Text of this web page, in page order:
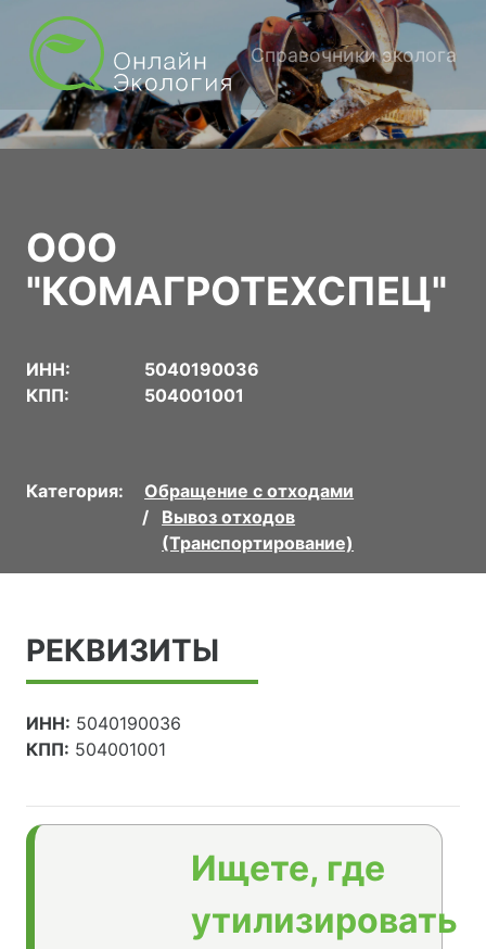
Справочники эколога
ООО
"КОМАГРОТЕХСПЕЦ"
ИНН:
5040190036
КПП:
504001001
Категория:
Обращение с отходами
Вывоз отходов
(Транспортирование)
РЕКВИЗИТЫ
ИНН: 5040190036
КПП: 504001001
Ищете, где
утилизировать